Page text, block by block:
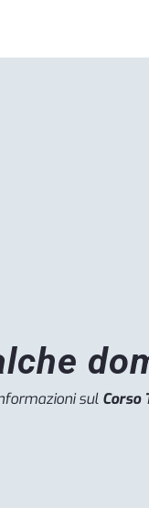
sul Corso